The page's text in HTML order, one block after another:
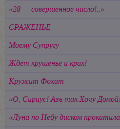
«28 — совершенное число!..»
СРАЖЕНЬЕ
Моему Супругу
Ждёт крушенье и крах!
Кружит Фохат
«О, Сириус! Азъ так Хочу
«Луна по Небу диском